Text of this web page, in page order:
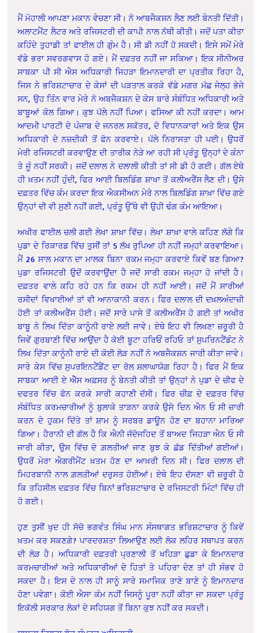
ਮੈਂ ਮੋਹਾਲੀ ਆਪਣਾ ਮਕਾਨ ਵੇਚਣਾ ਸੀ। ਨੋ ਆਬਜੈਕਸ਼ਨ ਲੈਣ ਲਈ ਬੇਨਤੀ ਦਿੱਤੀ।
ਅਲਾਟਮੈਂਟ ਲੈਟਰ ਅਤੇ ਰਜਿਸਟਰੀ ਦੀ ਕਾਪੀ ਨਾਲ ਨੱਥੀ ਕੀਤੀ। ਜਦੋਂ ਪਤਾ ਕੀਤਾ
ਕਹਿੰਦੇ ਤੁਹਾਡੀ ਤਾਂ ਫਾਈਲ ਹੀ ਗੁੰਮ ਹੈ। ਸੀ ਡੀ ਨਹੀਂ ਹੋ ਸਕਦੀ। ਇਸੇ ਸਮੇਂ ਮੇਰੇ
ਵੱਡੇ ਭਰਾ ਸਵਰਗਵਾਸ ਹੋ ਗਏ। ਮੈਂ ਦਫ਼ਤਰ ਨਹੀਂ ਜਾ ਸਕਿਆ। ਇਕ ਸੀਨੀਅਰ
ਸਾਬਕਾ ਪੀ ਸੀ ਐਸ ਅਧਿਕਾਰੀ ਜਿਹੜਾ ਇਮਾਨਦਾਰੀ ਦਾ ਪ੍ਰਤੀਕ ਰਿਹਾ ਹੈ,
ਜਿਸ ਨੇ ਭਰਿਸ਼ਟਾਚਾਰ ਦੇ ਕੇਸਾਂ ਦੀ ਪੜਤਾਲ ਕਰਕੇ ਵੱਡੇ ਮਗਰ ਮੱਛ ਜੇਲ੍ਹ ਭੇਜੇ
ਸਨ, ਉਹ ਤਿੰਨ ਵਾਰ ਮੇਰੇ ਨੋ ਅਬਜੈਕਸ਼ਨ ਦੇ ਕੇਸ ਬਾਰੇ ਸੰਬੰਧਿਤ ਅਧਿਕਾਰੀ ਅਤੇ
ਬਾਬੂਆਂ ਕੋਲ ਗਿਆ। ਕੁਝ ਪੱਲੇ ਨਹੀਂ ਪਿਆ। ਫਸਿਆ ਕੀ ਨਹੀਂ ਕਰਦਾ। ਆਮ
ਆਦਮੀ ਪਾਰਟੀ ਦੇ ਪੰਜਾਬ ਦੇ ਜਨਰਲ ਸਕੱਤਰ, ਦੋ ਵਿਧਾਨਕਾਰਾਂ ਅਤੇ ਇਕ ਉਸ
ਅਧਿਕਾਰੀ ਦੇ ਨਜ਼ਦੀਕੀ ਤੋਂ ਫੋਨ ਕਰਵਾਏ। ਪੱਲੇ ਨਿਰਾਸਤਾ ਹੀ ਪਈ। ਉਧਰੋਂ
ਮੇਰੀ ਰਜਿਸਟਰੀ ਕਰਵਾਉਣ ਦੀ ਤਾਰੀਕ ਨੇੜੇ ਆ ਰਹੀ ਸੀ ਪ੍ਰੰਤੂ ਉਨ੍ਹਾਂ ਦੇ ਕੰਨਾ
ਤੇ ਜੂੰ ਨਹੀਂ ਸਰਕੀ। ਜਦੋਂ ਦਲਾਲ ਨੇ ਦਲਾਲੀ ਕੀਤੀ ਤਾਂ ਸੀ ਡੀ ਹੋ ਗਈ। ਗੱਲ ਏਥੇ
ਹੀ ਖ਼ਤਮ ਨਹੀਂ ਹੁੰਦੀ, ਫਿਰ ਆਈ ਬਿਲਡਿੰਗ ਸ਼ਾਖਾ ਤੋਂ ਕਲੀਅਰੈਂਸ ਲੈਣ ਦੀ। ਉਸੇ
ਦਫ਼ਤਰ ਵਿੱਚ ਕੰਮ ਕਰਦਾ ਇਕ ਐਕਸੀਅਨ ਮੇਰੇ ਨਾਲ ਬਿਲਡਿੰਗ ਸ਼ਾਖ਼ਾ ਵਿੱਚ ਗਏ
ਉਨ੍ਹਾਂ ਦੀ ਵੀ ਸੁਣੀ ਨਹੀਂ ਗਈ, ਪ੍ਰੰਤੂ ਉੱਥੇ ਵੀ ਉਹੀ ਢੰਗ ਕੰਮ ਆਇਆ।
ਅਖੀਰ ਫਾਈਲ ਚਲੀ ਗਈ ਲੇਖਾ ਸ਼ਾਖ਼ਾ ਵਿੱਚ। ਲੇਖਾ ਸ਼ਾਖ਼ਾ ਵਾਲੇ ਕਹਿਣ ਲੱਗੇ ਕਿ
ਪੁਡਾ ਦੇ ਰਿਕਾਰਡ ਵਿੱਚ ਤੁਸੀਂ ਤਾਂ 5 ਲੱਖ ਰੁਪਿਆ ਹੀ ਨਹੀਂ ਜਮ੍ਹਾਂ ਕਰਵਾਇਆ।
ਮੈਂ 26 ਸਾਲ ਮਕਾਨ ਦਾ ਮਾਲਕ ਬਿਨਾ ਰਕਮ ਜਮ੍ਹਾ ਕਰਵਾਏ ਕਿਵੇਂ ਬਣ ਗਿਆ?
ਪੁਡਾ ਰਜਿਸਟਰੀ ਉਦੋਂ ਕਰਵਾਉਂਦਾ ਹੈ ਜਦੋਂ ਸਾਰੀ ਰਕਮ ਜਮ੍ਹਾ ਹੋ ਜਾਂਦੀ ਹੈ।
ਦਫ਼ਤਰ ਵਾਲੇ ਕਹਿ ਰਹੇ ਹਨ ਕਿ ਰਕਮ ਹੀ ਨਹੀਂ ਆਈ। ਜਦੋਂ ਮੈਂ ਸਾਰੀਆਂ
ਰਸੀਦਾਂ ਵਿਖਾਈਆਂ ਤਾਂ ਵੀ ਆਨਾਕਾਨੀ ਕਰਨ। ਫਿਰ ਦਲਾਲ ਦੀ ਦਖ਼ਲਅੰਦਾਜ਼ੀ
ਹੋਈ ਤਾਂ ਕਲੀਅਰੈਂਸ ਹੋਈ। ਜਦੋਂ ਸਾਰੇ ਪਾਸੇ ਤੋਂ ਕਲੀਅਰੈਂਸ ਹੋ ਗਈ ਤਾਂ ਅਖੀਰ
ਬਾਬੂ ਨੇ ਲਿਖ ਦਿੱਤਾ ਕਾਨੂੰਨੀ ਰਾਏ ਲਈ ਜਾਵੇ। ਏਥੇ ਇਹ ਵੀ ਲਿਖਣਾ ਜ਼ਰੂਰੀ ਹੈ
ਜਿਵੇਂ ਗੁਰਬਾਣੀ ਵਿੱਚ ਆਉਂਦਾ ਹੈ ਕੋਈ ਬੂਟਾ ਹਰਿਓਂ ਰਹਿਓ ਤਾਂ ਸੁਪਰਿਨਟੈਂਡੰਟ ਨੇ
ਲਿਖ ਦਿੱਤਾ ਕਾਨੂੰਨੀ ਰਾਏ ਦੀ ਕੋਈ ਲੋੜ ਨਹੀਂ ਨੋ ਅਬਜੈਕਸ਼ਨ ਜਾਰੀ ਕੀਤਾ ਜਾਵੇ।
ਸਾਰੇ ਕੇਸ ਵਿੱਚ ਸੁਪਰਇਨਟੈਂਡੈਂਟ ਦਾ ਰੋਲ ਸ਼ਲਾਘਾਯੋਗ ਰਿਹਾ ਹੈ। ਫਿਰ ਮੈਂ ਇਕ
ਸਾਬਕਾ ਆਈ ਏ ਐੱਸ ਅਫ਼ਸਰ ਨੂੰ ਬੇਨਤੀ ਕੀਤੀ ਤਾਂ ਉਨ੍ਹਾਂ ਨੇ ਪੁਡਾ ਦੇ ਚੀਫ ਦੇ
ਦਫਤਰ ਵਿੱਚ ਫੋਨ ਕਰਕੇ ਸਾਰੀ ਕਹਾਣੀ ਦੱਸੀ। ਫਿਰ ਚੀਫ਼ ਦੇ ਦਫ਼ਤਰ ਵਿੱਚ
ਸੰਬੰਧਿਤ ਕਰਮਚਾਰੀਆਂ ਨੂੰ ਬੁਲਾਕੇ ਤਾੜਨਾ ਕਰਕੇ ਉਸੇ ਦਿਨ ਐਨ ਓ ਸੀ ਜ਼ਾਰੀ
ਕਰਨ ਦੇ ਹੁਕਮ ਦਿੱਤੇ ਤਾਂ ਸ਼ਾਮ ਨੂੰ ਸਰਬਰ ਡਾਊਨ ਹੋਣ ਦਾ ਬਹਾਨਾ ਮਾਰਿਆ
ਗਿਆ। ਹੈਰਾਨੀ ਦੀ ਗੱਲ ਹੈ ਕਿ ਐਨੀ ਜੱਦੋਜਹਿਦ ਤੋਂ ਬਾਅਦ ਜਿਹੜਾ ਐਨ ਓ ਸੀ
ਜਾਰੀ ਕੀਤਾ, ਉਸ ਵਿੱਚ ਦੋ ਗ਼ਲਤੀਆਂ ਜਾਣ ਬੁਝ ਕੇ ਛੱਡ ਦਿੱਤੀਆਂ ਗਈਆਂ।
ਉਧਰੋਂ ਮੇਰਾ ਐਗਰੀਮੈਂਟ ਖ਼ਤਮ ਹੋਣ ਦਾ ਆਖ਼ਰੀ ਦਿਨ ਸੀ। ਫਿਰ ਦਲਾਲ ਦੀ
ਮਿਹਰਬਾਨੀ ਨਾਲ ਗ਼ਲਤੀਆਂ ਦਰੁਸਤ ਹੋਈਆਂ। ਏਥੇ ਇਹ ਦੱਸਣਾ ਵੀ ਜ਼ਰੂਰੀ ਹੈ
ਕਿ ਤਹਿਸੀਲ ਦਫ਼ਤਰ ਵਿੱਚ ਬਿਨਾਂ ਭਰਿਸ਼ਟਾਚਾਰ ਦੇ ਰਜਿਸਟਰੀ ਮਿੰਟਾਂ ਵਿੱਚ ਹੀ
ਹੋ ਗਈ।
ਹੁਣ ਤੁਸੀਂ ਖੁਦ ਹੀ ਸੋਚੋ ਭਗਵੰਤ ਸਿੰਘ ਮਾਨ ਸੰਸਥਾਗਤ ਭਰਿਸ਼ਟਾਚਾਰ ਨੂੰ ਕਿਵੇਂ
ਖ਼ਤਮ ਕਰ ਸਕਣਗੇ? ਪਾਰਦਰਸ਼ਤਾ ਲਿਆਉਣ ਲਈ ਲੋਕ ਲਹਿਰ ਸਥਾਪਤ ਕਰਨ
ਦੀ ਲੋੜ ਹੈ। ਅਧਿਕਾਰੀ ਦਫ਼ਤਰੀ ਪ੍ਰਣਾਲੀ ਤੋਂ ਖਹਿੜਾ ਛੁਡਾ ਕੇ ਇਮਾਨਦਾਰ
ਕਰਮਚਾਰੀਆਂ ਅਤੇ ਅਧਿਕਾਰੀਆਂ ਦੇ ਹਿਤਾਂ ਤੇ ਪਹਿਰਾ ਦੇਣ ਤਾਂ ਹੀ ਸੰਭਵ ਹੋ
ਸਕਦਾ ਹੈ। ਇਸ ਦੇ ਨਾਲ ਹੀ ਸਾਨੂੰ ਸਾਰੇ ਸਮਾਜਿਕ ਤਾਣੇ ਬਾਣੇ ਨੂੰ ਇਮਾਨਦਾਰ
ਹੋਣਾ ਪਵੇਗਾ। ਕੋਈ ਐਸਾ ਕੰਮ ਨਹੀਂ ਜਿਸਨੂੰ ਪੂਰਾ ਨਹੀਂ ਕੀਤਾ ਜਾ ਸਕਦਾ ਪ੍ਰੰਤੂ
ਇਕੱਲੀ ਸਰਕਾਰ ਲੋਕਾਂ ਦੇ ਸਹਿਯਗ ਤੋਂ ਬਿਨਾ ਕੁਝ ਨਹੀਂ ਕਰ ਸਕਦੀ।